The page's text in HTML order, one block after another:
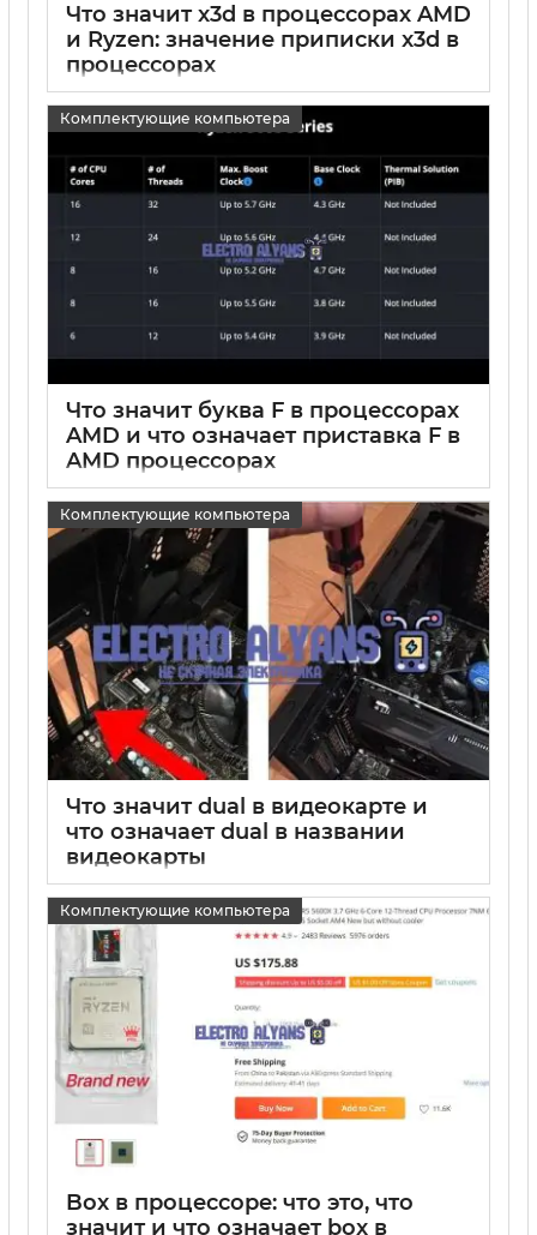
Что значит x3d в процессорах AMD
и Ryzen: значение приписки x3d в
процессорах
Комплектующие компьютера
Что значит буква F в процессорах
AMD и что означает приставка F в
AMD процессорах
Комплектующие компьютера
Что значит dual в видеокарте и
что означает dual в названии
видеокарты
Комплектующие компьютера
Box в процессоре: что это, что
значит и что означает box в